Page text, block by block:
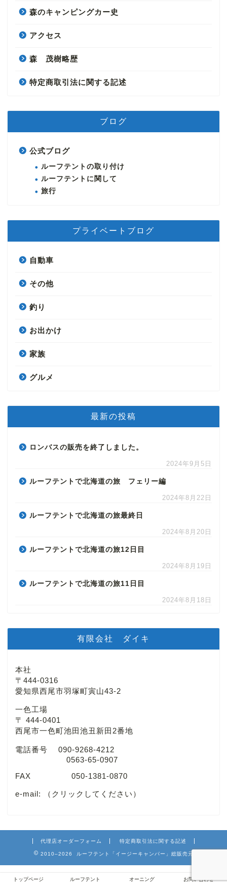
森のキャンピングカー史
アクセス
森 茂樹略歴
特定商取引法に関する記述
ブログ
公式ブログ
ルーフテントの取り付け
ルーフテントに関して
旅行
プライベートブログ
自動車
その他
釣り
お出かけ
家族
グルメ
最新の投稿
ロンバスの販売を終了しました。
2024年9月5日
ルーフテントで北海道の旅 フェリー編
2024年8月22日
ルーフテントで北海道の旅最終日
2024年8月20日
ルーフテントで北海道の旅12日目
2024年8月19日
ルーフテントで北海道の旅11日目
2024年8月18日
有限会社 ダイキ
本社
〒444-0316
愛知県西尾市羽塚町寅山43-2
一色工場
〒 444-0401
西尾市一色町池田池丑新田2番地
電話番号 090-9268-4212
0563-65-0907
FAX 050-1381-0870
e-mail: （クリックしてください）
代理店オーダーフォーム 特定商取引法に関する記述
2010–2026 ルーフテント「イージーキャンパー」総販売元
トップページ ルーフテント オーニング お問い合わせ